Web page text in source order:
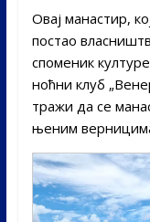
Овај манастир,
постао
споменик
ноћни клуб
тражи да се
њеним